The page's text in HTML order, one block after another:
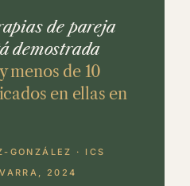
de pareja
demostrada
y menos de 10
en ellas en
GONZÁLEZ · ICS
2024